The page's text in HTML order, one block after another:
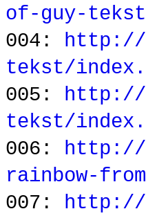
of-guy-
004: http://
tekst/
005: http://
tekst/
006: http://
rainbow-
007: http://